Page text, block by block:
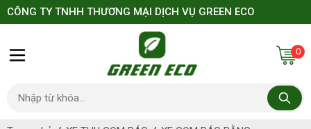
CÔNG TY TNHH THƯƠNG MẠI DỊCH VỤ GREEN ECO
0